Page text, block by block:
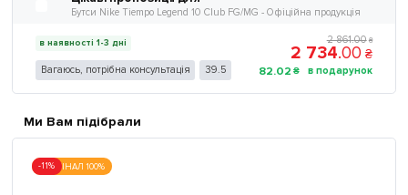
Бутси Nike Tiempo Legend 10 Club FG/MG - Офіційна продукція
в наявності 1-3 дні
Вагаюсь, потрібна консультація 39.5
2 861.00 ₴
2 734.00 ₴
82.02 ₴
Ми Вам підібрали
ОРИГІНАЛ 100%
-11%